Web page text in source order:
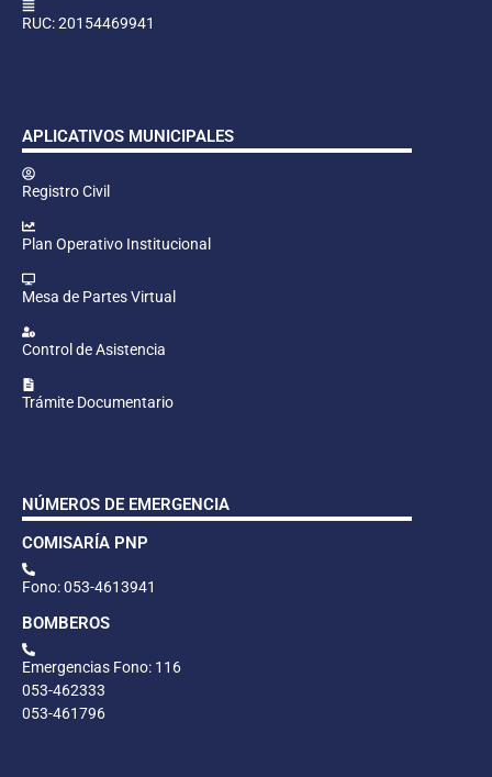
RUC: 20154469941
APLICATIVOS MUNICIPALES
Registro Civil
Plan Operativo Institucional
Mesa de Partes Virtual
Control de Asistencia
Trámite Documentario
NÚMEROS DE EMERGENCIA
COMISARÍA PNP
Fono: 053-4613941
BOMBEROS
Emergencias Fono: 116
053-462333
053-461796